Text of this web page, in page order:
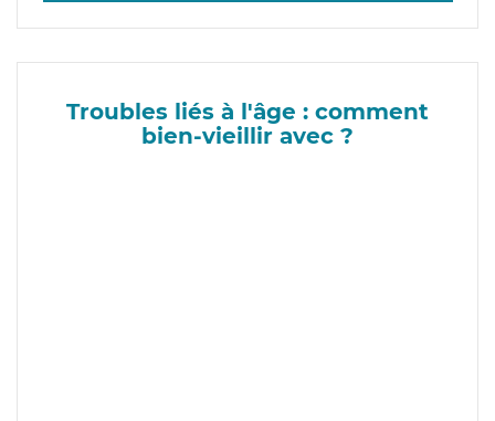
Troubles liés à l'âge : comment
bien-vieillir avec ?